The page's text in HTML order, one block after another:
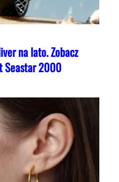
na lato. Zobacz
Seastar 2000